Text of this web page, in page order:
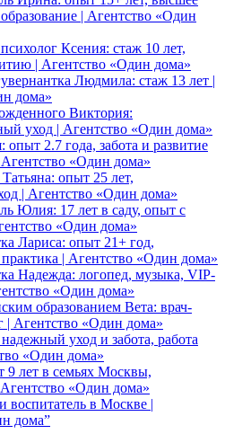
образование | Агентство «Один
Ксения: стаж 10 лет,
| Агентство «Один дома»
Людмила: стаж 13 лет |
дома»
Виктория:
уход | Агентство «Один дома»
опыт 2.7 года, забота и развитие
«Один дома»
опыт 25 лет,
| Агентство «Один дома»
Юлия: 17 лет в саду, опыт с
«Один дома»
Лариса: опыт 21+ год,
| Агентство «Один дома»
Надежда: логопед, музыка, VIP-
«Один дома»
образованием Вета: врач-
| Агентство «Один дома»
уход и забота, работа
«Один дома»
9 лет в семьях Москвы,
«Один дома»
в Москве |
дома”